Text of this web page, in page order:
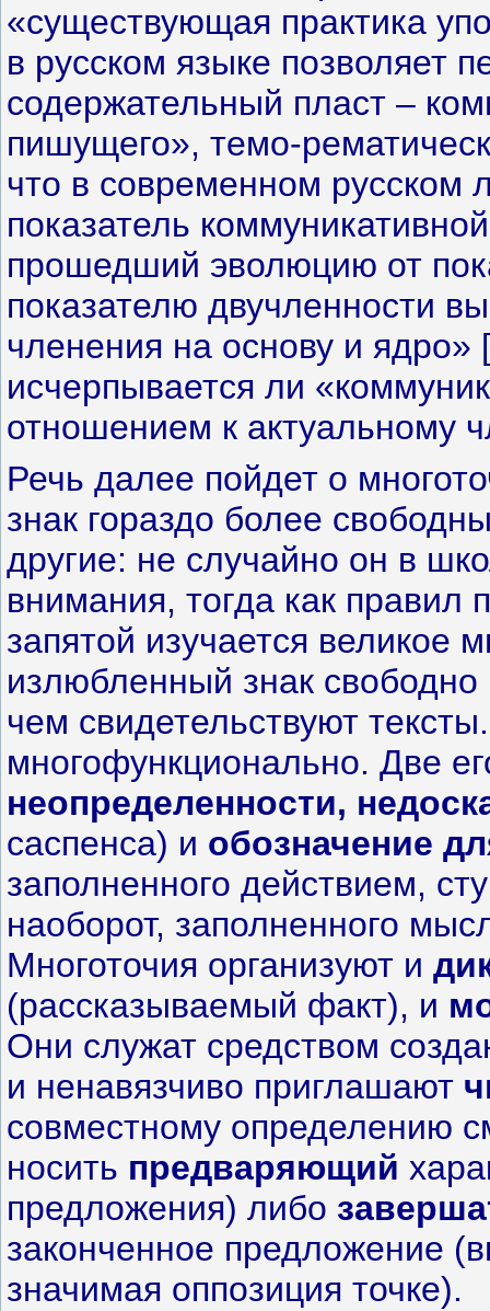
«существующая практика
в русском языке позволяет
содержательный пласт –
пишущего», темо-
что в современном русском
показатель
прошедший эволюцию от
показателю двучленности
членения на основу и
исчерпывается ли
отношением к актуальному
Речь далее пойдет о
знак гораздо более
другие: не случайно он в
внимания, тогда как правил
запятой изучается великое
излюбленный знак свободно
чем свидетельствуют
многофункционально. Две
неопределенности,
саспенса) и обозначение
заполненного действием,
наоборот, заполненного
Многоточия организуют и
(рассказываемый факт), и
Они служат средством
и ненавязчиво приглашают
совместному определению
носить предваряющий
предложения) либо
законченное предложение
значимая оппозиция точке).